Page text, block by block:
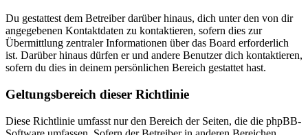
Du gestattest dem Betreiber darüber hinaus, dich unter den von dir
angegebenen Kontaktdaten zu kontaktieren, sofern dies zur
Übermittlung zentraler Informationen über das Board erforderlich
ist. Darüber hinaus dürfen er und andere Benutzer dich kontaktieren,
sofern du dies in deinem persönlichen Bereich gestattet hast.
Geltungsbereich dieser Richtlinie
Diese Richtlinie umfasst nur den Bereich der Seiten, die die phpBB-